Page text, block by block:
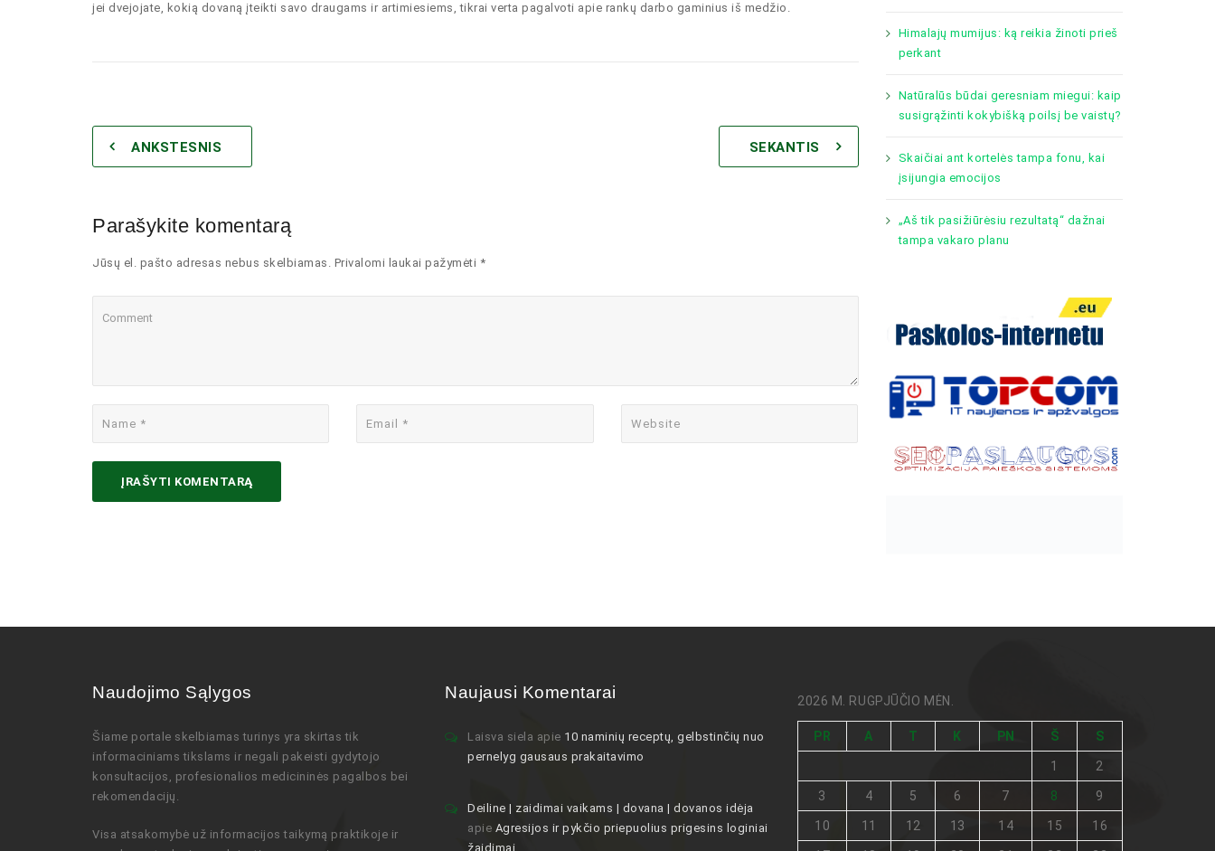
jei dvejojate, kokią dovaną įteikti savo draugams ir artimiesiems, tikrai verta pagalvoti apie rankų darbo gaminius iš medžio.
ANKSTESNIS SEKANTIS
Parašykite komentarą
Jūsų el. pašto adresas nebus skelbiamas. Privalomi laukai pažymėti *
Himalajų mumijus: ką reikia žinoti prieš
perkant
Natūralūs būdai geresniam miegui: kaip
susigrąžinti kokybišką poilsį be vaistų?
Skaičiai ant kortelės tampa fonu, kai
įsijungia emocijos
„Aš tik pasižiūrėsiu rezultatą“ dažnai
tampa vakaro planu
Šiame portale skelbiamas turinys yra skirtas tik
informaciniams tikslams ir negali pakeisti gydytojo
konsultacijos,profesionalios
Laisva sielaapie10 naminių receptų, gelbstinčių nuo
Deiline | zaidimai vaikams | dovana | dovanos idėja
apieAgresijos ir pykčio priepuolius prigesins loginiai
2026 M. RUGPJŪČIO MĖN.
PR A T K PN Š S
1 2
3 4 5 6 7 8 9
10 11 12 13 14 15 16